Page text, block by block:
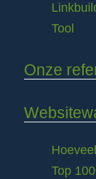
Tool
Onze
Top